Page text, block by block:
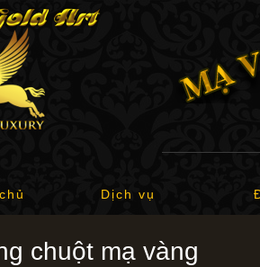
Dịch vụ
chuột mạ vàng